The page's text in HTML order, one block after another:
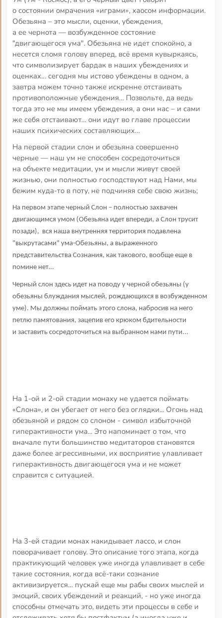
о состоянии омрачения «играми», хаосом информации.
Обезьяна – это мысли, оценки, убеждения,
а ее чернота — возбужденное состояние
"двигающегося ума". Обезьяна не идет спокойно, а
несется сломя голову вперед, всё время кувыркаясь,
что символизирует бардак в наших убеждениях и
оценках… сегодня мы истово убеждены в одном, а
завтра можем точно также искренне отстаивать
противоположные убеждения… Позвольте, да ведь
тогда это не мы имеем убеждения, а они нас – и сами
же себя отстаивают… они идут во главе процессии
наших психических составляющих…
На первой стадии слон и обезьяна совершенно
черные — наш ум не способен сосредоточиться
на объекте медитации, ум и мысли живут своей
жизнью, они полностью господствуют над Нами, мы
бежим куда-то в поту, не подчиняя себе свою жизнь;
На первом этапе черный Слон – полностью захвачен
двигающимся умом (Обезьяна идет впереди, а Слон трусит
позади), вся наша внутренняя территория подавлена
"выкрутасами" ума-Обезьяны, а выраженного
представительства Сознания, как такового, вообще еще в
помине нет…
Черный слон здесь идет на поводу у черной обезьяны (у
обезьяны блуждания мыслей, рождающихся в возбужденном
уме). Мы должны поймать этого слона, набросив на него
петлю памятования, зацепив его крюком бдительности
и заставить сосредоточиться на выбранном нами пути...
На 1-ой и 2-ой стадии монаху не удается поймать
«Слона», и он убегает от него без оглядки... Огонь над
обезьяной и рядом со слоном - символ избыточной
гиперактивности ума... Это напоминает о том, что
вначале пути большинство медитаторов становятся
даже более агрессивными, их восприятие улавливает
гиперактивность двигающегося ума и не может
справится с ситуацией.
На 3-ей стадии монах накидывает лассо, и слон
поворачивает голову. Это описание того этапа, когда
практикующий человек уже иногда улавливает в себе
такие состояния, когда всё-таки сознание
активизируется… пускай еще мы рабы своих мыслей и
эмоций, своих убеждений и реакций, - но уже иногда
способны отмечать это, видеть эти процессы в себе и